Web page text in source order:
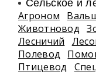
Сельское и
Агроном
Животновод
Лесничий
Полевод
Птицевод